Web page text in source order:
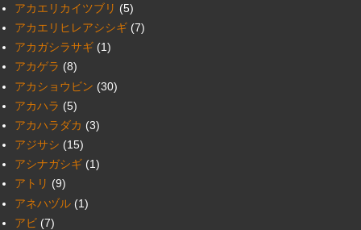
アカエリカイツブリ (5)
アカエリヒレアシシギ (7)
アカガシラサギ (1)
アカゲラ (8)
アカショウビン (30)
アカハラ (5)
アカハラダカ (3)
アジサシ (15)
アシナガシギ (1)
アトリ (9)
アネハヅル (1)
アビ (7)